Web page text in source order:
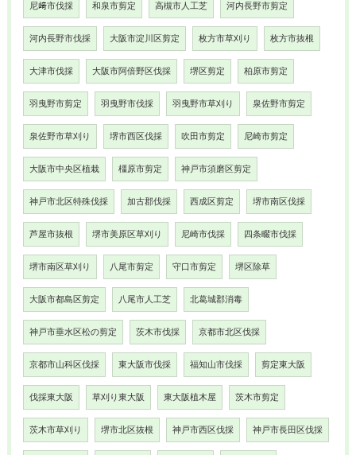
尼﨑市伐採 和泉市剪定 高槻市人工芝 河内長野市剪定
河内長野市伐採 大阪市淀川区剪定 枚方市草刈り 枚方市抜根
大津市伐採 大阪市阿倍野区伐採 堺区剪定 柏原市剪定
羽曳野市剪定 羽曳野市伐採 羽曳野市草刈り 泉佐野市剪定
泉佐野市草刈り 堺市西区伐採 吹田市剪定 尼崎市剪定
大阪市中央区植栽 橿原市剪定 神戸市須磨区剪定
神戸市北区特殊伐採 加古郡伐採 西成区剪定 堺市南区伐採
芦屋市抜根 堺市美原区草刈り 尼崎市伐採 四条畷市伐採
堺市南区草刈り 八尾市剪定 守口市剪定 堺区除草
大阪市都島区剪定 八尾市人工芝 北葛城郡消毒
神戸市垂水区松の剪定 茨木市伐採 京都市北区伐採
京都市山科区伐採 東大阪市伐採 福知山市伐採 剪定東大阪
伐採東大阪 草刈り東大阪 東大阪植木屋 茨木市剪定
茨木市草刈り 堺市北区抜根 神戸市西区伐採 神戸市長田区伐採